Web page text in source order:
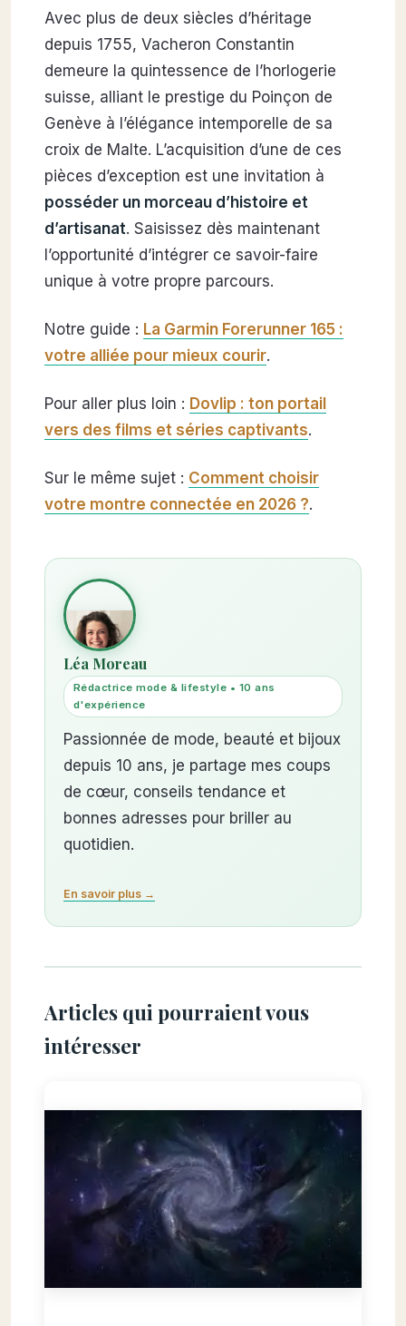
Avec plus de deux siècles d’héritage
depuis 1755, Vacheron Constantin
demeure la quintessence de l’horlogerie
suisse, alliant le prestige du Poinçon de
Genève à l’élégance intemporelle de sa
croix de Malte. L’acquisition d’une de ces
pièces d’exception est une invitation à
posséder un morceau d’histoire et
d’artisanat. Saisissez dès maintenant
l’opportunité d’intégrer ce savoir-faire
unique à votre propre parcours.
Notre guide : La Garmin Forerunner 165 :
votre alliée pour mieux courir.
Pour aller plus loin : Dovlip : ton portail
vers des films et séries captivants.
Sur le même sujet : Comment choisir
votre montre connectée en 2026 ?.
Léa Moreau
Rédactrice mode & lifestyle • 10 ans
d'expérience
Passionnée de mode, beauté et bijoux
depuis 10 ans, je partage mes coups
de cœur, conseils tendance et
bonnes adresses pour briller au
quotidien.
En savoir plus →
Articles qui pourraient vous
intéresser